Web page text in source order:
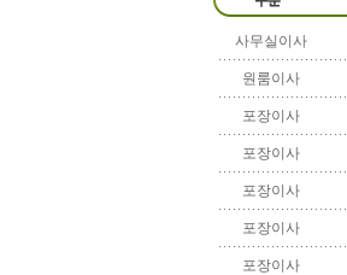
사무실이사
원룸이사
포장이사
포장이사
포장이사
포장이사
포장이사